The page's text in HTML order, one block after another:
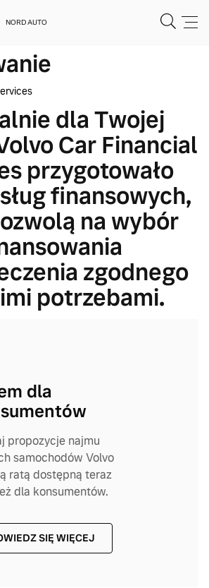
NORD AUTO
dla Twojej
Car Financial
przygotowało
finansowych,
na wybór
zgodnego
potrzebami.
dla
propozycje najmu
samochodów Volvo
ratą dostępną teraz
dla konsumentów.
SIĘ WIĘCEJ